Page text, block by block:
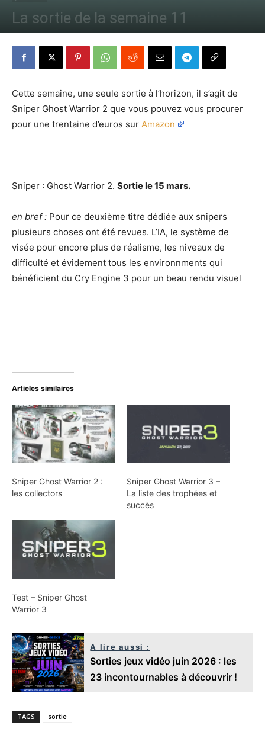
La sortie de la semaine 11
Par Denny - 11 mars 2013 341 0
Cette semaine, une seule sortie à l’horizon, il s’agit de
Sniper Ghost Warrior 2 que vous pouvez vous procurer
pour une trentaine d’euros sur Amazon
Sniper : Ghost Warrior 2. Sortie le 15 mars.
en bref : Pour ce deuxième titre dédiée aux snipers
plusieurs choses ont été revues. L’IA, le système de
visée pour encore plus de réalisme, les niveaux de
difficulté et évidement tous les environnments qui
bénéficient du Cry Engine 3 pour un beau rendu visuel
Articles similaires
Sniper Ghost Warrior 2 :
les collectors
Sniper Ghost Warrior 3 –
La liste des trophées et
succès
Test – Sniper Ghost
Warrior 3
A lire aussi :
Sorties jeux vidéo juin 2026 : les
23 incontournables à découvrir !
TAGS sortie